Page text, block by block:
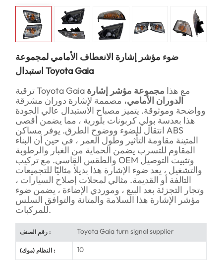
ضوء مؤشر إشارة الانعطاف الأمامي لمجموعة
استبدال Toyota Gaia
ترقية Toyota Gaia مع هذا مجموعة مؤشر إشارة
الدوران الأمامي، مصممة لإشارة دوران مشرقة
وواضحة وموثوقة. يتميز مصباح الاستبدال عالي الجودة
هذا بعدسة بولي كربونات بلورية ، مما يضمن أقصى
انتقال للضوء ووضوح الطرق. يوفر مساكن ABS
المتينة مقاومة التأثير وطول العمر ، في حين أن البناء
المقاوم للتسرب يضمن الحماية من الغبار والرطوبة
والطقس القاسي. مع تركيب OEM وتثبيت التوصيل
والتشغيل ، يعد ضوء الإشارة هذا بديلاً مثاليًا للتجميعات
التالفة أو القديمة. مثالي لمحلات إصلاح السيارات ،
وتجار التجزئة بعد البيع ، وموردي الإضاءة ، يضمن ضوء
مؤشر الإشارة هذا السلامة والمتانة والتوافق السلس
للمركبات.
رقم الصنف : Toyota Gaia turn signal supplier
النظام (موك) : 10